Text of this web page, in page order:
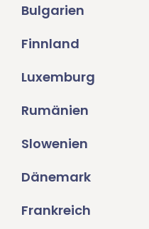
Bulgarien
Finnland
Luxemburg
Rumänien
Slowenien
Dänemark
Frankreich